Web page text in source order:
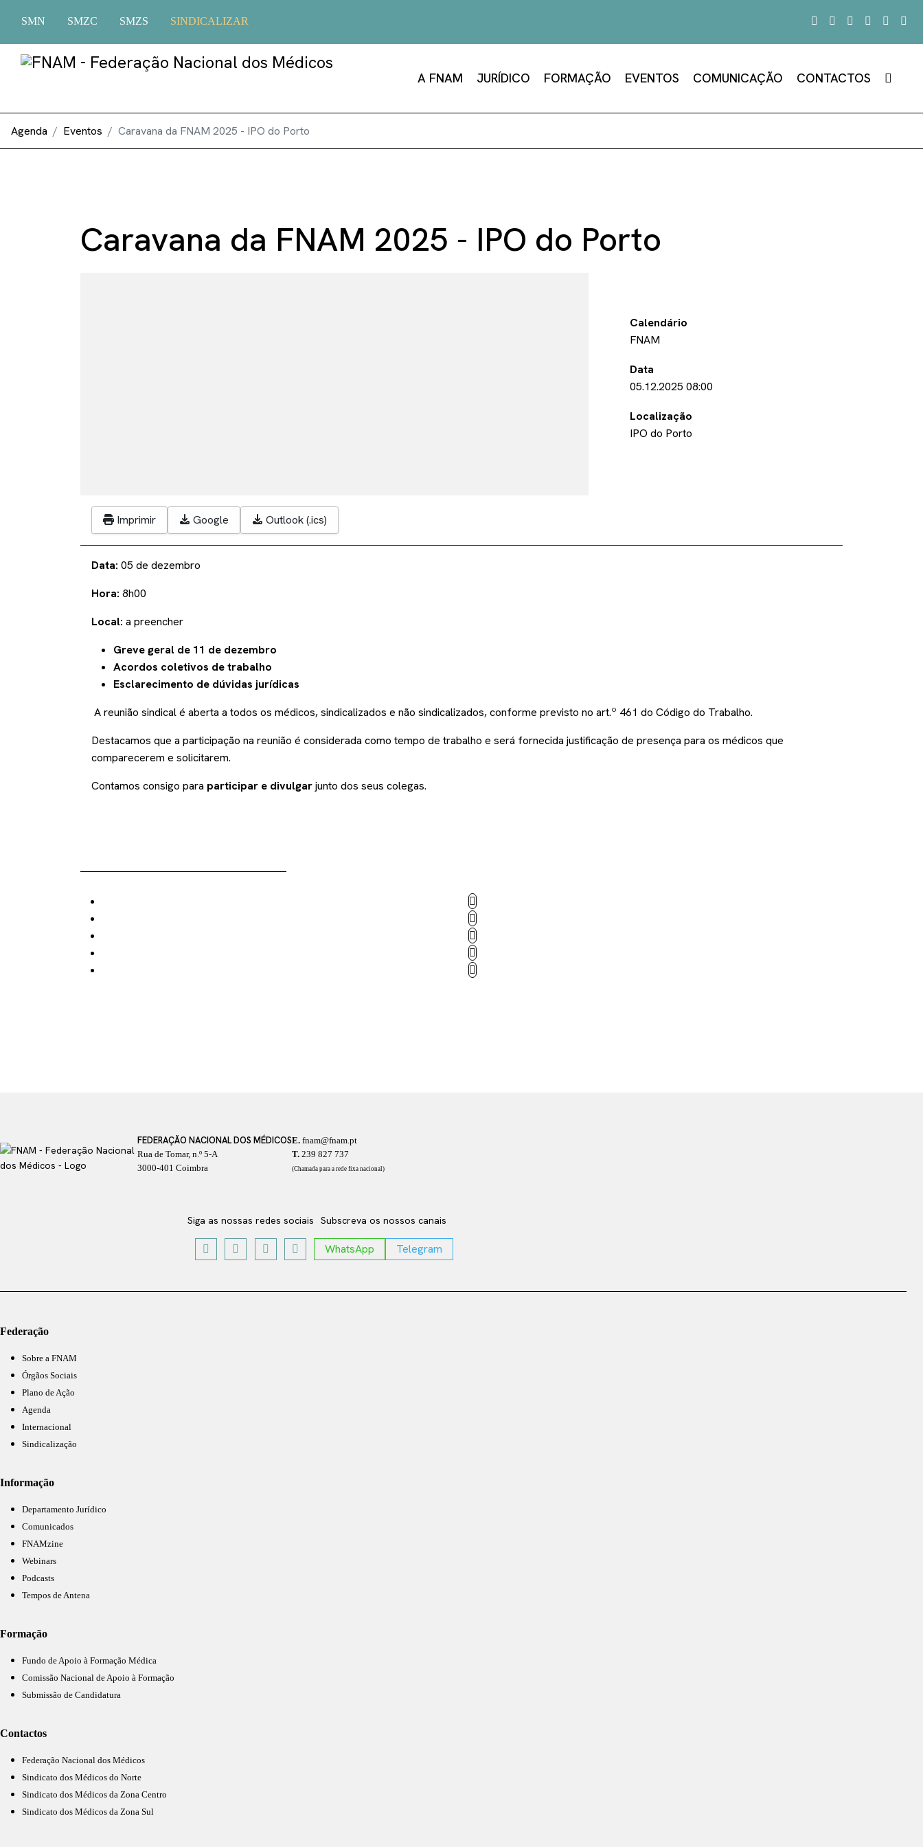
SMN SMZC SMZS SINDICALIZAR
A FNAM JURÍDICO FORMAÇÃO EVENTOS COMUNICAÇÃO CONTACTOS
Agenda Eventos Caravana da FNAM 2025 - IPO do Porto
Caravana da FNAM 2025 - IPO do Porto
Calendário
FNAM
Data
05.12.2025 08:00
Localização
IPO do Porto
Imprimir Google Outlook (.ics)
Data: 05 de dezembro
Hora: 8h00
Local: a preencher
Greve geral de 11 de dezembro
Acordos coletivos de trabalho
Esclarecimento de dúvidas jurídicas
A reunião sindical é aberta a todos os médicos, sindicalizados e não sindicalizados, conforme previsto no art.º 461 do Código do Trabalho.
Destacamos que a participação na reunião é considerada como tempo de trabalho e será fornecida justificação de presença para os médicos que
comparecerem e solicitarem.
Contamos consigo para participar e divulgarjunto dos seus colegas.
FEDERAÇÃO NACIONAL DOS MÉDICOS
Rua de Tomar, n.º 5-A
3000-401 Coimbra
E. fnam@fnam.pt
T. 239 827 737
(Chamada para a rede fixa nacional)
Siga as nossas redes sociais Subscreva os nossos canais
WhatsApp Telegram
Federação
Sobre a FNAM
Órgãos Sociais
Plano de Ação
Agenda
Internacional
Sindicalização
Informação
Departamento Jurídico
Comunicados
FNAMzine
Webinars
Podcasts
Tempos de Antena
Formação
Fundo de Apoio à Formação Médica
Comissão Nacional de Apoio à Formação
Submissão de Candidatura
Contactos
Federação Nacional dos Médicos
Sindicato dos Médicos do Norte
Sindicato dos Médicos da Zona Centro
Sindicato dos Médicos da Zona Sul